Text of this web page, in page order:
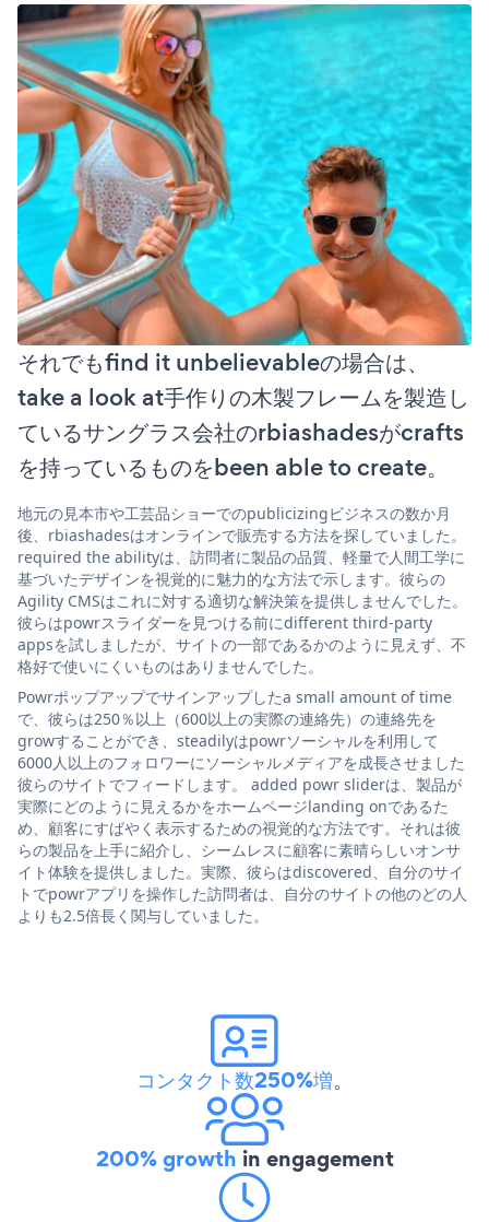
それでもfind it unbelievableの場合は、
take a look at手作りの木製フレームを製造し
ているサングラス会社のrbiashadesがcrafts
を持っているものをbeen able to create。
地元の見本市や工芸品ショーでのpublicizingビジネスの数か月
後、rbiashadesはオンラインで販売する方法を探していました。
required the abilityは、訪問者に製品の品質、軽量で人間工学に
基づいたデザインを視覚的に魅力的な方法で示します。彼らの
Agility CMSはこれに対する適切な解決策を提供しませんでした。
彼らはpowrスライダーを見つける前にdifferent third-party
appsを試しましたが、サイトの一部であるかのように見えず、不
格好で使いにくいものはありませんでした。
Powrポップアップでサインアップしたa small amount of time
で、彼らは250％以上（600以上の実際の連絡先）の連絡先を
growすることができ、steadilyはpowrソーシャルを利用して
6000人以上のフォロワーにソーシャルメディアを成長させました
彼らのサイトでフィードします。 added powr sliderは、製品が
実際にどのように見えるかをホームページlanding onであるた
め、顧客にすばやく表示するための視覚的な方法です。それは彼
らの製品を上手に紹介し、シームレスに顧客に素晴らしいオンサ
イト体験を提供しました。実際、彼らはdiscovered、自分のサイ
トでpowrアプリを操作した訪問者は、自分のサイトの他のどの人
よりも2.5倍長く関与していました。
コンタクト数250%増。
200% growth in engagement